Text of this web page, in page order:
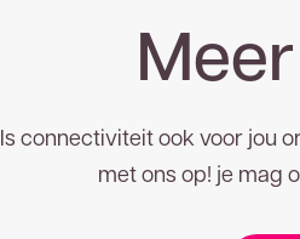
Is connectiviteit ook voor jou
met ons op! je mag